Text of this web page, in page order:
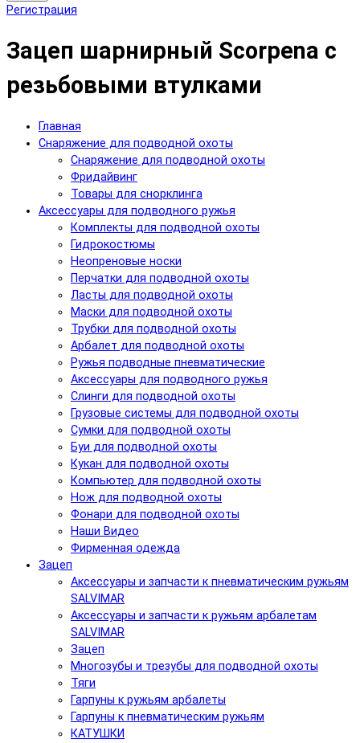
Регистрация
Зацеп шарнирный Scorpena с
резьбовыми втулками
Главная
Снаряжение для подводной охоты
Снаряжение для подводной охоты
Фридайвинг
Товары для снорклинга
Аксессуары для подводного ружья
Комплекты для подводной охоты
Гидрокостюмы
Неопреновые носки
Перчатки для подводной охоты
Ласты для подводной охоты
Маски для подводной охоты
Трубки для подводной охоты
Арбалет для подводной охоты
Ружья подводные пневматические
Аксессуары для подводного ружья
Слинги для подводной охоты
Грузовые системы для подводной охоты
Сумки для подводной охоты
Буи для подводной охоты
Кукан для подводной охоты
Компьютер для подводной охоты
Нож для подводной охоты
Фонари для подводной охоты
Наши Видео
Фирменная одежда
Зацеп
Аксессуары и запчасти к пневматическим ружьям
SALVIMAR
Аксессуары и запчасти к ружьям арбалетам
SALVIMAR
Зацеп
Многозубы и трезубы для подводной охоты
Тяги
Гарпуны к ружьям арбалеты
Гарпуны к пневматическим ружьям
КАТУШКИ